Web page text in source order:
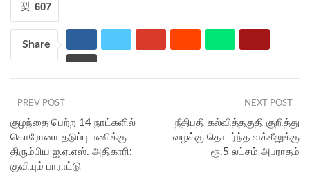
607
Share
PREV POST
குழந்தை பெற்ற 14 நாட்களில்
கொரோனா தடுப்பு பணிக்கு
திரும்பிய ஐ.ஏ.எஸ். அதிகாரி:
குவியும் பாராட்டு
NEXT POST
நீதிபதி கல்வித்தகுதி குறித்து
வழக்கு தொடர்ந்த வக்கீலுக்கு
ரூ.5 லட்சம் அபராதம்